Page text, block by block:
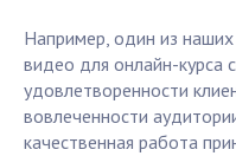
Например, один из наших
видео для онлайн-курса
удовлетворенности
вовлеченности
качественная работа